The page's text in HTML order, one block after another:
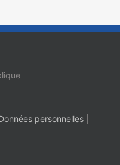
personnelles